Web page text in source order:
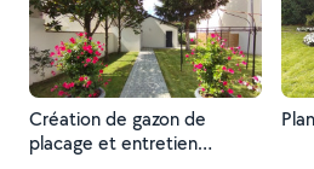
Création de gazon de
placage et entretien